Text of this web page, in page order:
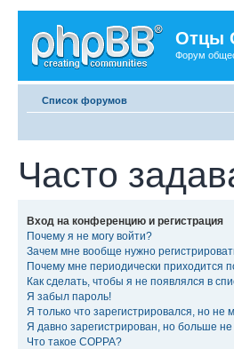
Отцы
Форум
Список форумов
Часто
Вход на конференцию и регистрация
Почему я не могу войти?
Зачем мне вообще нужно
Почему мне периодически приходится
Как сделать, чтобы я не появлялся в
Я забыл пароль!
Я только что зарегистрировался, но не
Я давно зарегистрирован, но больше не
Что такое COPPA?